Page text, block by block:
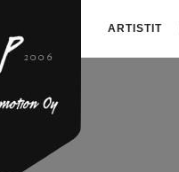
ARTISTIT